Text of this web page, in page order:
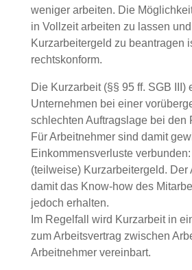
weniger arbeiten. Die
in Vollzeit arbeiten zu lassen
Kurzarbeitergeld zu beantragen
rechtskonform.
Die Kurzarbeit (§§ 95 ff. SGB III)
Unternehmen bei einer
schlechten Auftragslage bei den
Für Arbeitnehmer sind damit
Einkommensverluste
(teilweise) Kurzarbeitergeld. Der
damit das Know-how des
jedoch erhalten.
Im Regelfall wird Kurzarbeit in
zum Arbeitsvertrag zwischen
Arbeitnehmer vereinbart.